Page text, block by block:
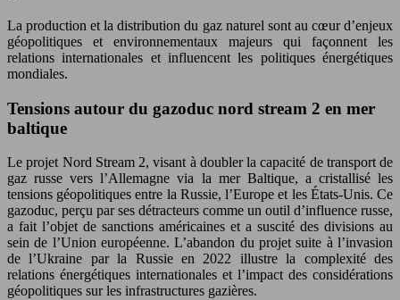
La production et la distribution du gaz naturel sont au cœur d’enjeux
géopolitiques et environnementaux majeurs qui façonnent les
relations internationales et influencent les politiques énergétiques
mondiales.
Tensions autour du gazoduc nord stream 2 en mer
baltique
Le projet Nord Stream 2, visant à doubler la capacité de transport de
gaz russe vers l’Allemagne via la mer Baltique, a cristallisé les
tensions géopolitiques entre la Russie, l’Europe et les États-Unis. Ce
gazoduc, perçu par ses détracteurs comme un outil d’influence russe,
a fait l’objet de sanctions américaines et a suscité des divisions au
sein de l’Union européenne. L’abandon du projet suite à l’invasion
de l’Ukraine par la Russie en 2022 illustre la complexité des
relations énergétiques internationales et l’impact des considérations
géopolitiques sur les infrastructures gazières.